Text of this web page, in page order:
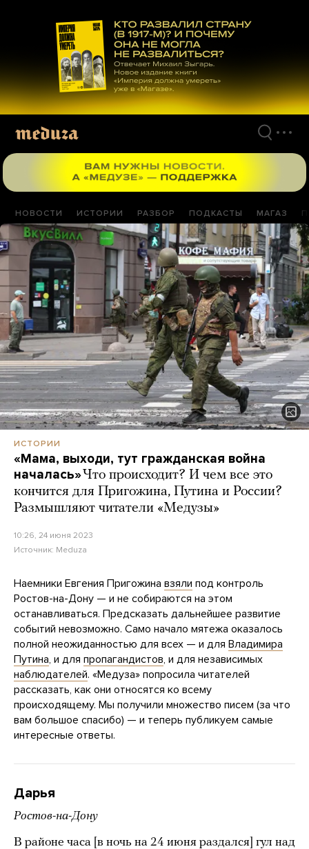
материалам
НОВОСТИ ИСТОРИИ РАЗБОР ПОДКАСТЫ МАГАЗ
ИСТОРИИ
«Мама, выходи, тут гражданская война
началась»Что происходит? И чем все это
кончится для Пригожина, Путина и России?
Размышляют читатели «Медузы»
10:26, 24 июня 2023
Источник: Meduza
Наемники Евгения Пригожина взяли под контроль
Ростов-на-Дону — и не собираются на этом
останавливаться. Предсказать дальнейшее развитие
событий невозможно. Само начало мятежа оказалось
полной неожиданностью для всех — и для Владимира
Путина, и для пропагандистов, и для независимых
наблюдателей. «Медуза» попросила читателей
рассказать, как они относятся ко всему
происходящему. Мы получили множество писем (за что
вам большое спасибо) — и теперь публикуем самые
интересные ответы.
Дарья
Ростов-на-Дону
В районе часа [в ночь на 24 июня раздался] гул над